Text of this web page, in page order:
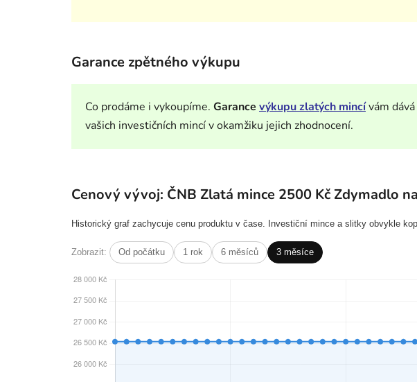
Garance zpětného výkupu
Co prodáme i vykoupíme. Garance výkupu zlatých mincívám
vašich investičních mincí v okamžiku jejich zhodnocení.
Cenový vývoj: ČNB Zlatá mince 2500 Kč Zdymadlo
Historický graf zachycuje cenu produktu v čase. Investiční mince a slitky obvykle
Zobrazit: Od počátku 1 rok 6 měsíců 3 měsíce